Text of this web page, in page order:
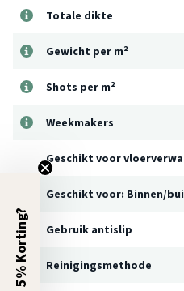
Totale dikte
Gewicht per m²
Shots per m²
Weekmakers
Geschikt voor
Geschikt voor: Binnen/
Gebruik antislip
Reinigingsmethode
5% Korting?